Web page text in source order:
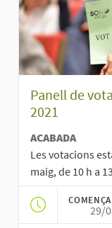
Panell de
2021
ACABADA
Les votacions
maig, de 10 h a
29/